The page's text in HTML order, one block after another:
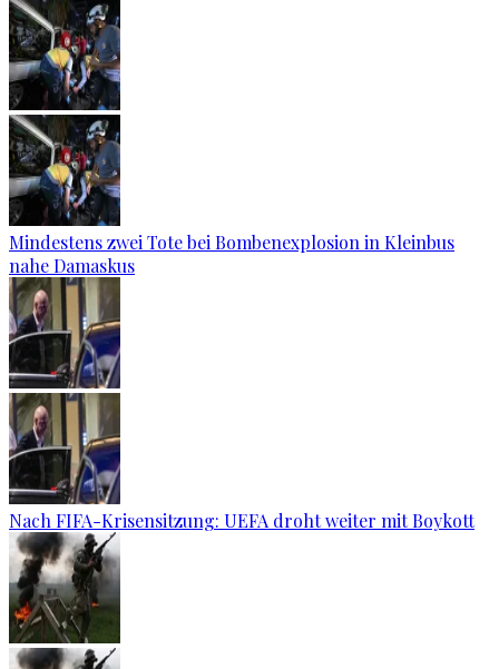
Mindestens zwei Tote bei Bombenexplosion in Kleinbus
nahe Damaskus
Nach FIFA-Krisensitzung: UEFA droht weiter mit Boykott